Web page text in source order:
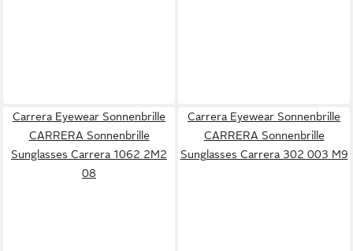
Carrera Eyewear Sonnenbrille
CARRERA Sonnenbrille
Sunglasses Carrera 1062 2M2
08
Carrera Eyewear Sonnenbrille
CARRERA Sonnenbrille
Sunglasses Carrera 302 003 M9